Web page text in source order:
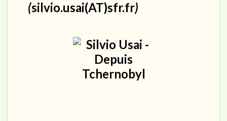
(silvio.usai(AT)sfr.fr)